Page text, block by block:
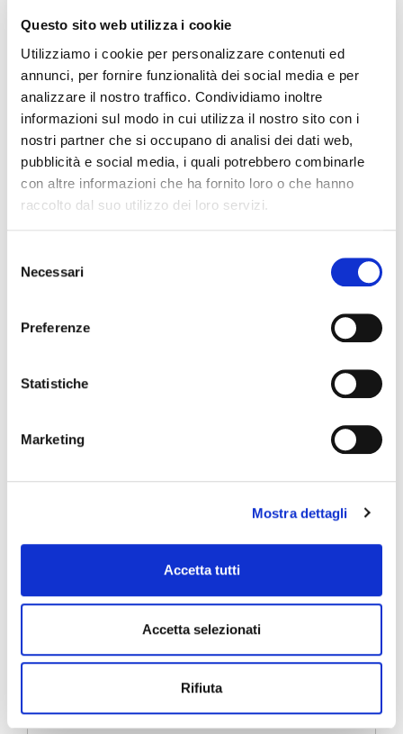
Questo sito web utilizza i cookie
Utilizziamo i cookie per personalizzare contenuti ed
annunci, per fornire funzionalità dei social media e per
analizzare il nostro traffico. Condividiamo inoltre
informazioni sul modo in cui utilizza il nostro sito con i
nostri partner che si occupano di analisi dei dati web,
pubblicità e social media, i quali potrebbero combinarle
con altre informazioni che ha fornito loro o che hanno
raccolto dal suo utilizzo dei loro servizi.
delNecessari
Preferenze
Statistiche
Marketing
Mostra dettagli
Accetta tutti
Accetta selezionati
Rifiuta
STAGIONE TERMALE 2026
IL TUO RECUPERO
MOTORIO
Email *